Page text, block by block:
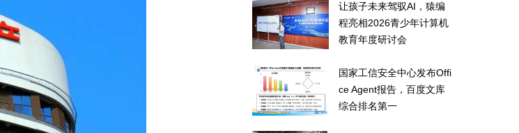
让孩子未来驾驭AI，猿编
程亮相2026青少年计算机
教育年度研讨会
国家工信安全中心发布Offi
ce Agent报告，百度文库
综合排名第一